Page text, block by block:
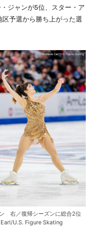
ジャンが5位、スター・ア
予選から勝ち上がった選
右／復帰シーズンに総合2位
U.S. Figure Skating